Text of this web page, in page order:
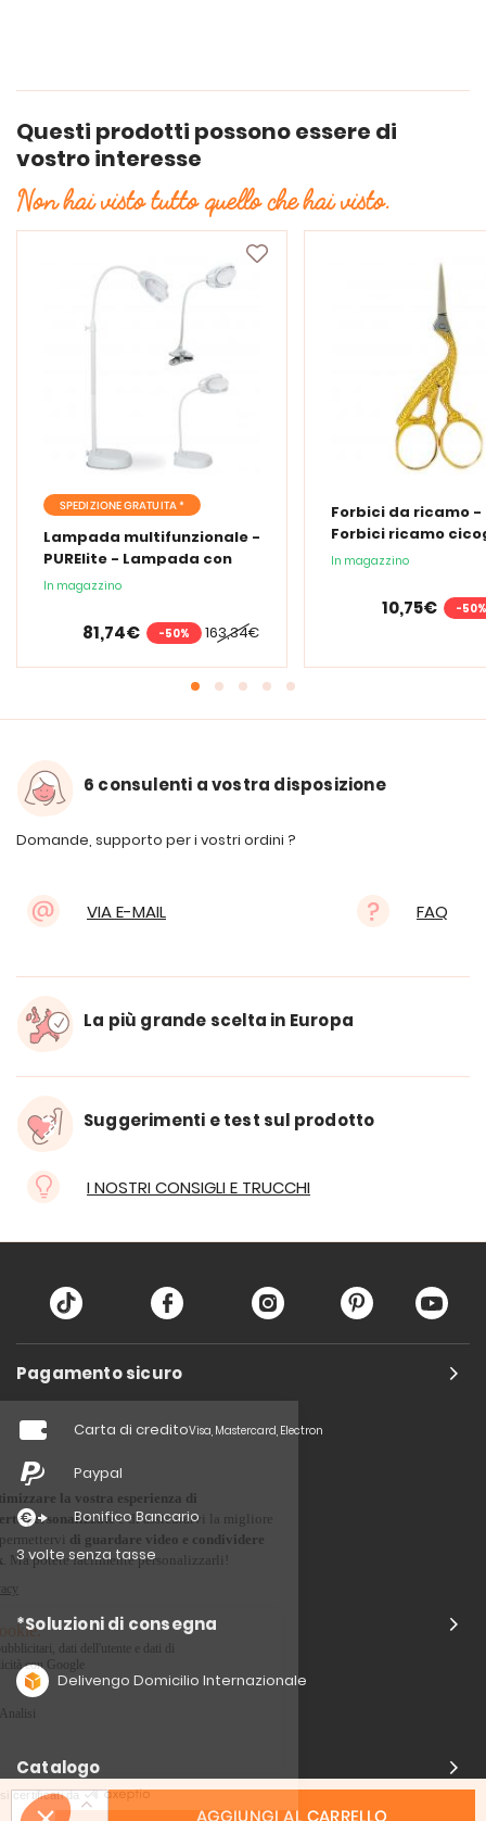
AGGIUNGI AL CARRELLO
Questi prodotti possono essere di
vostro interesse
Non hai visto tutto quello che hai visto.
SPEDIZIONE GRATUITA *
Lampada multifunzionale -
PURElite - Lampada con
lente d'ingrandimento
In magazzino
163,34€
81,74€ -50%
Forbici da ricamo -
Forbici ricamo
In magazzino
10,75€ -50%
6 consulenti a vostra disposizione
Domande, supporto per i vostri ordini ?
VIA E-MAIL FAQ
La più grande scelta in Europa
Suggerimenti e test sul prodotto
I NOSTRI CONSIGLI E TRUCCHI
Pagamento sicuro
Carta di creditoVisa, Mastercard, Electron
Paypal
Bonifico Bancario
3 volte senza tasse
*Soluzioni di consegna
Delivengo Domicilio Internazionale
Catalogo